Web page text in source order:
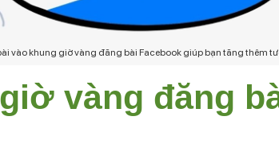
vào khung giờ vàng đăng bài Facebook giúp bạn tăng thêm
vàng đăng